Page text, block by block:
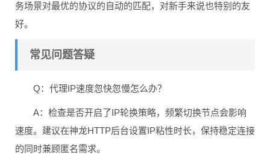
务场景对最优的协议的自动的匹配，对新手来说也特别的友
好。
常见问题答疑
Q：代理IP速度忽快忽慢怎么办？
A：检查是否开启了IP轮换策略，频繁切换节点会影响
速度。建议在神龙HTTP后台设置IP粘性时长，保持稳定连接
的同时兼顾匿名需求。